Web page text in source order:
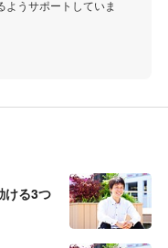
ようサポートしていま
ける3つ